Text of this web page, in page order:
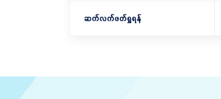
ပြုလုပ်
ဆက်လက်ဖတ်ရှုရန်